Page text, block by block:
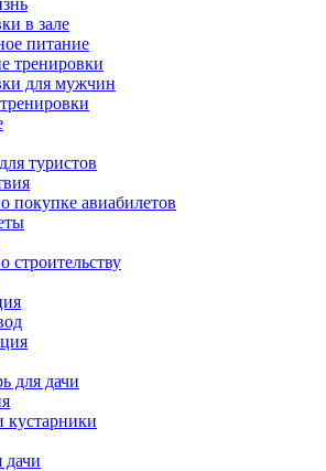
в зале
питание
тренировки
для мужчин
туристов
покупке авиабилетов
строительству
для дачи
кустарники
дачи